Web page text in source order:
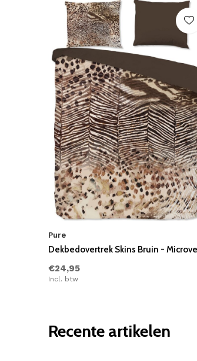
Pure
Dekbedovertrek Skins Bruin -
€24,95
Incl. btw
Recente artikelen